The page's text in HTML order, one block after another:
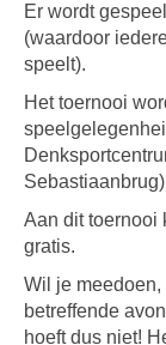
Er wordt
(waardoor
speelt).
Het toernooi
Aan dit toernooi
gratis.
Wil je
betreffende
hoeft dus niet!